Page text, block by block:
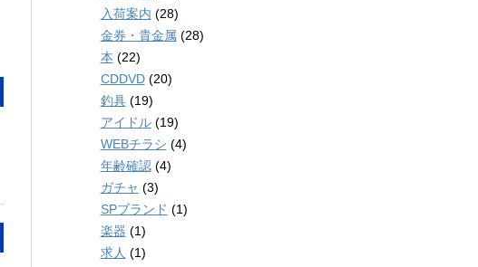
入荷案内 (28)
金券・貴金属 (28)
本 (22)
CDDVD(20)
釣具(19)
アイドル(19)
WEBチラシ (4)
年齢確認(4)
ガチャ (3)
SPブランド (1)
楽器 (1)
求人 (1)